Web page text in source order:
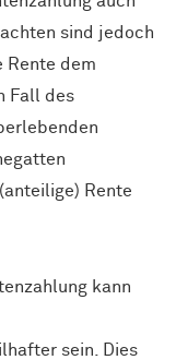
sind jedoch
Rente dem
Fall des
Rente
kann
sein. Dies